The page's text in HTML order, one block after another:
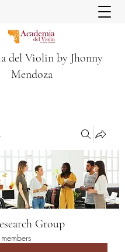
del Violin by Jhonny
Mendoza
Group